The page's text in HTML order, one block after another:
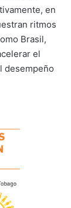
en
ritmos
Brasil,
el
desempeño